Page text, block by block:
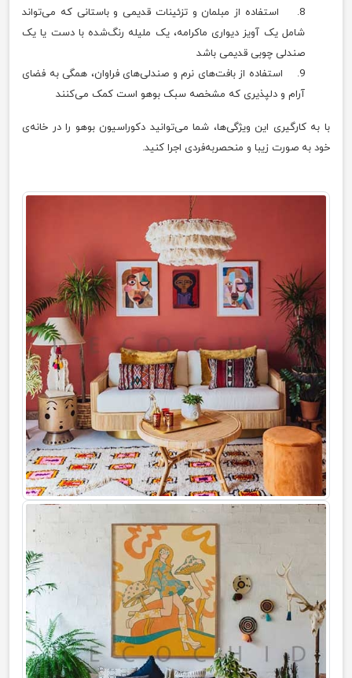
8. استفاده از مبلمان و تزئینات قدیمی و باستانی که می‌تواند
شامل یک آویز دیواری ماکرامه، یک ملیله رنگ‌شده با دست یا یک
صندلی چوبی قدیمی باشد
9. استفاده از بافت‌های نرم و صندلی‌های فراوان، همگی به فضای
آرام و دلپذیری که مشخصه سبک بوهو است کمک می‌کنند
با به کارگیری این ویژگی‌ها، شما می‌توانید دکوراسیون بوهو را در خانه‌ی
خود به صورت زیبا و منحصربه‌فردی اجرا کنید.